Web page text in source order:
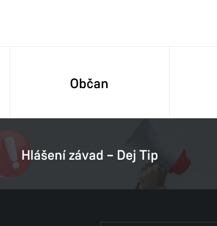
Občan
Hlášení závad – Dej Tip